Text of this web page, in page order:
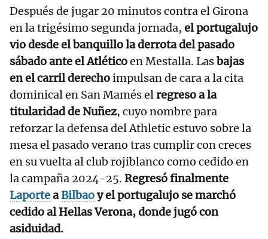
Después de jugar 20 minutos contra el Girona
en la trigésimo segunda jornada, el portugalujo
vio desde el banquillo la derrota del pasado
sábado ante el Atléticoen Mestalla. Lasbajas
en el carril derechoimpulsan de cara a la cita
dominical en San Mamés elregreso a la
titularidad de Nuñez, cuyo nombre para
reforzar la defensa del Athletic estuvo sobre la
mesa el pasado verano tras cumplir con creces
en su vuelta al club rojiblanco como cedido en
la campaña 2024-25. Regresó finalmente
LaporteaBilbaoy el portugalujo se marchó
cedido al Hellas Verona, donde jugó con
asiduidad.